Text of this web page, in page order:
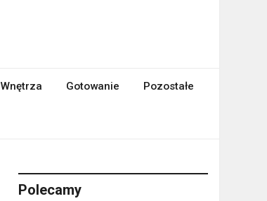
Wnętrza Gotowanie Pozostałe
Polecamy